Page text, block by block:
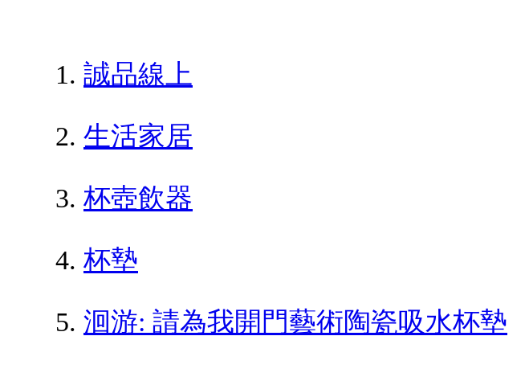
誠品線上
生活家居
杯壺飲器
杯墊
洄游: 請為我開門藝術陶瓷吸水杯墊